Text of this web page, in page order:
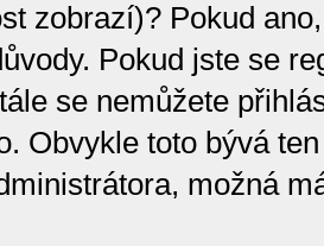
zobrazí)? Pokud
Pokud jste se
se nemůžete
Obvykle toto bývá
možná